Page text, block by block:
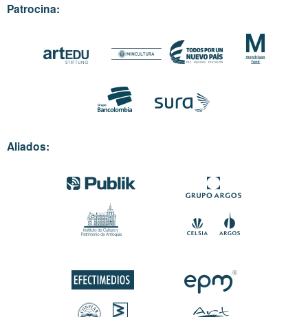
Patrocina:
Aliados: